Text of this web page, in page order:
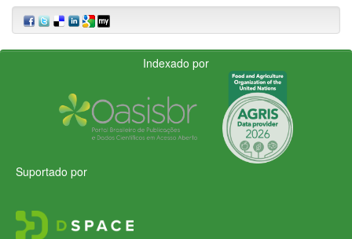
Indexado por
Suportado por